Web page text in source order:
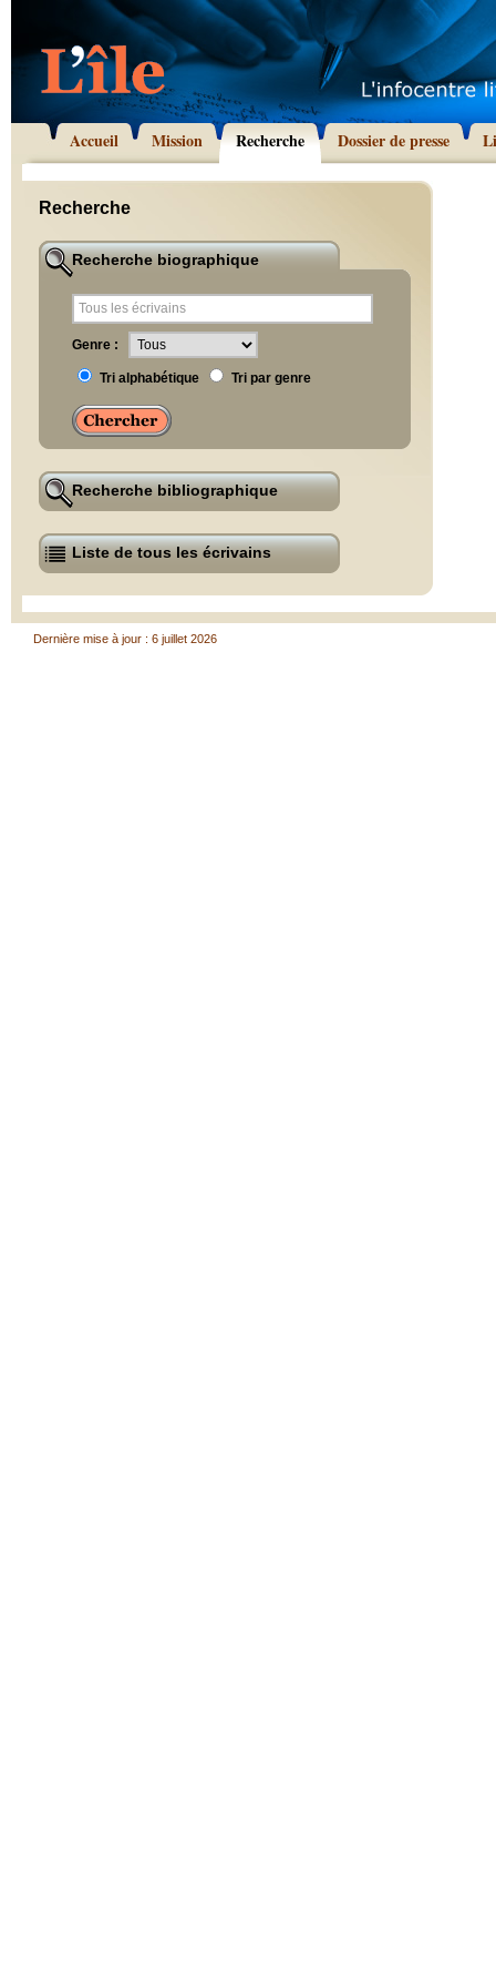
Accueil Mission Recherche Dossier de presse
Recherche
Recherche biographique
Genre :
Tri alphabétique Tri par genre
Recherche bibliographique
Liste de tous les écrivains
Dernière mise à jour : 6 juillet 2026